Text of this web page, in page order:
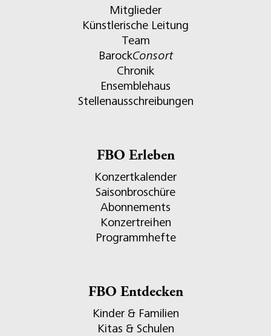
Mitglieder
Künstlerische Leitung
Team
BarockConsort
Chronik
Ensemblehaus
Stellenausschreibungen
FBO Erleben
Konzertkalender
Saisonbroschüre
Abonnements
Konzertreihen
Programmhefte
FBO Entdecken
Kinder & Familien
Kitas & Schulen